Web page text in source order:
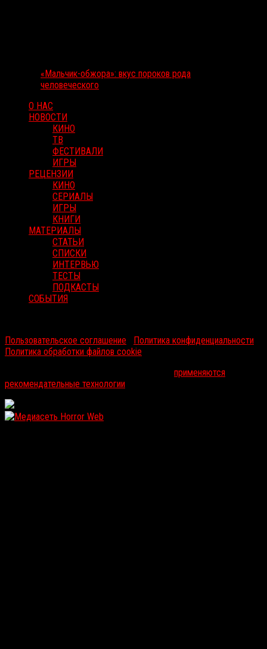
«Мальчик-обжора»: вкус пороков рода
человеческого
О НАС
НОВОСТИ
КИНО
ТВ
ФЕСТИВАЛИ
ИГРЫ
РЕЦЕНЗИИ
КИНО
СЕРИАЛЫ
ИГРЫ
КНИГИ
МАТЕРИАЛЫ
СТАТЬИ
СПИСКИ
ИНТЕРВЬЮ
ТЕСТЫ
ПОДКАСТЫ
СОБЫТИЯ
Пользовательское соглашение
Политика конфиденциальности
Политика обработки файлов cookie
применяются
рекомендательные технологии